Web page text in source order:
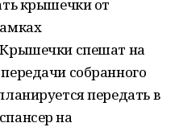
крышечки от
спешат на
собранного
передать в
на